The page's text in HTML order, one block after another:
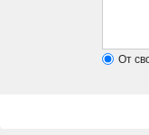
От